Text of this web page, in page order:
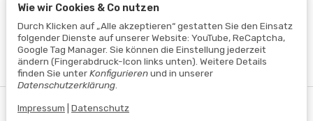
Vertrag widerrufen
Wie wir Cookies & Co nutzen
Durch Klicken auf „Alle akzeptieren“ gestatten Sie den Einsatz
folgender Dienste auf unserer Website: YouTube, ReCaptcha,
Google Tag Manager. Sie können die Einstellung jederzeit
ändern (Fingerabdruck-Icon links unten). Weitere Details
finden Sie unterKonfigurierenund in unserer
Datenschutzerklärung.
Impressum Datenschutz